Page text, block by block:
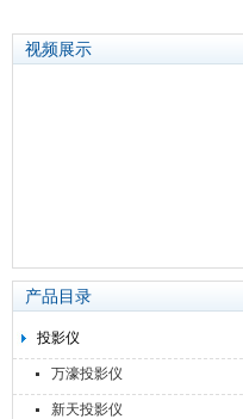
视频展示
产品目录
投影仪
万濠投影仪
新天投影仪